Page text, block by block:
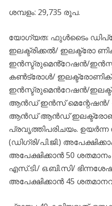
ശമ്പളം: 29,735 രൂപ.
യോഗ്യത: ഫുൾടൈം
ഇലക്ട്രിക്കൽ/ ഇലക്ട്രോ
ഇൻസ്ട്രുമെൻ്റേഷൻ/
കൺട്രോൾ/
ഇൻസ്ട്രു‌മെൻറേഷൻ/
ആൻഡ് ഇൻസ്‌ മെന്റേഷൻ/
ആൻഡ് ആൻഡ്
പ്രവൃത്തിപരിചയം.
(ഡിഗ്രി/പി.ജി.)
അപേക്ഷിക്കാൻ 50
എസ്.ടി./ ഒ.ബി.സി/
അപേക്ഷിക്കാൻ 45